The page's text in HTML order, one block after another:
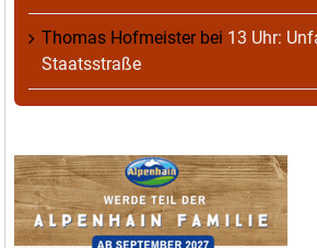
Thomas Hofmeisterbei 13 Uhr:
Staatsstraße